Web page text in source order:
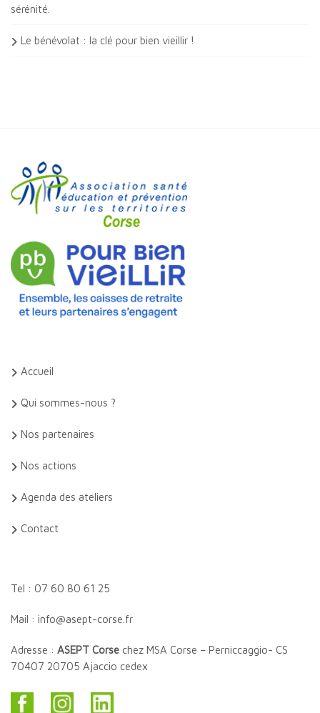
sérénité.
Le bénévolat : la clé pour bien vieillir !
Accueil
Qui sommes-nous ?
Nos partenaires
Nos actions
Agenda des ateliers
Contact
Tel : 07 60 80 61 25
Mail : info@asept-corse.fr
Adresse : ASEPT Corse chez MSA Corse – Perniccaggio- CS
70407 20705 Ajaccio cedex